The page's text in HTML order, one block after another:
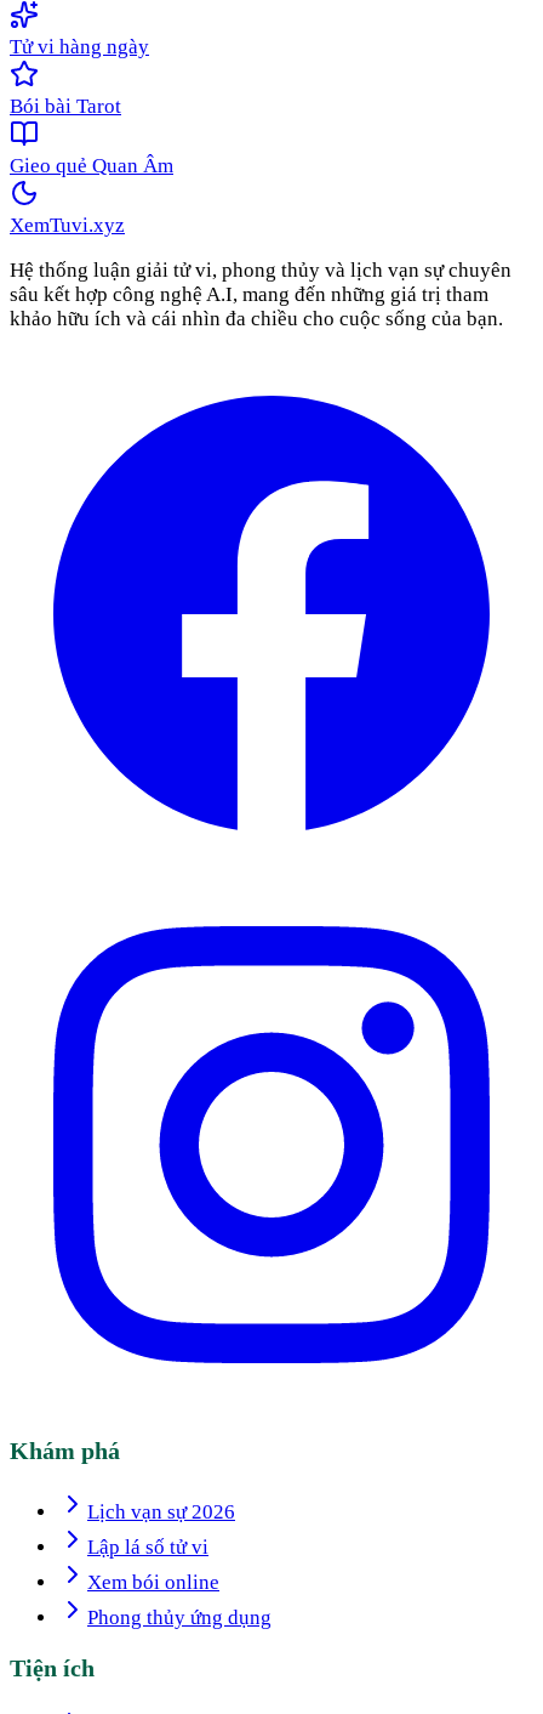
Tử vi hàng ngày
Bói bài Tarot
Gieo quẻ Quan Âm
XemTuvi.xyz
Hệ thống luận giải tử vi, phong thủy và lịch vạn sự chuyên
sâu kết hợp công nghệ A.I, mang đến những giá trị tham
khảo hữu ích và cái nhìn đa chiều cho cuộc sống của bạn.
Khám phá
Lịch vạn sự 2026
Lập lá số tử vi
Xem bói online
Phong thủy ứng dụng
Tiện ích